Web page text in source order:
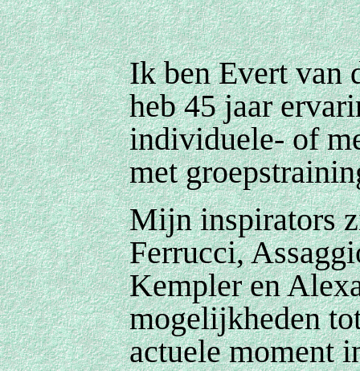
Ik ben Evert van
heb 45 jaar
individuele- of
met
Mijn inspirators
Ferrucci,
Kempler en
mogelijkheden
actuele moment